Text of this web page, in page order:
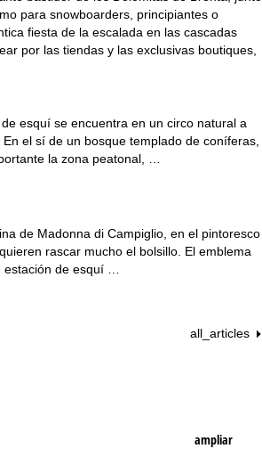
para snowboarders, principiantes o
fiesta de la escalada en las cascadas
por las tiendas y las exclusivas boutiques,
esquí se encuentra en un circo natural a
el sí de un bosque templado de coníferas,
la zona peatonal, …
de Madonna di Campiglio, en el pintoresco
rascar mucho el bolsillo. El emblema
de esquí …
all_articles
ampliar